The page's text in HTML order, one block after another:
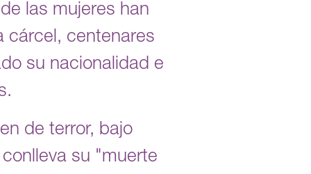
las mujeres han
cárcel, centenares
su nacionalidad e
de terror, bajo
su "muerte